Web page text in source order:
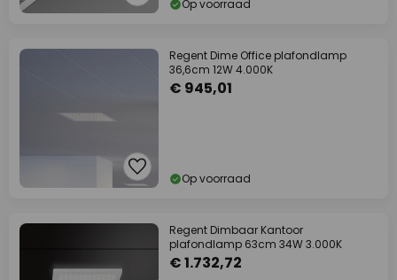
Op voorraad
Regent Dime Office plafondlamp
36,6cm 12W 4.000K
€ 945,01
Op voorraad
Regent Dimbaar Kantoor
plafondlamp 63cm 34W 3.000K
€ 1.732,72